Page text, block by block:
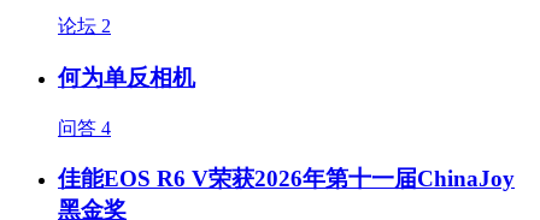
论坛 2
何为单反相机
问答 4
佳能EOS R6 V荣获2026年第十一届ChinaJoy
黑金奖